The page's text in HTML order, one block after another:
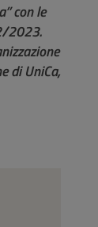
con le
2023.
di UniCa,